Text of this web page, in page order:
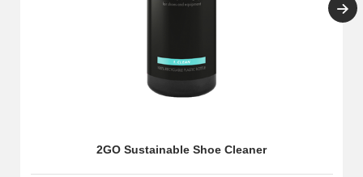
2GO Sustainable Shoe Cleaner